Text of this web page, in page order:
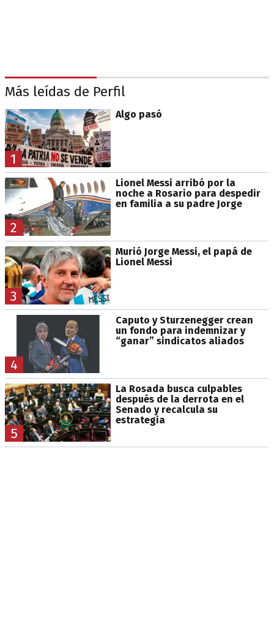
Más leídas de Perfil
1
Algo pasó
2
Lionel Messi arribó por la
noche a Rosario para despedir
en familia a su padre Jorge
3
Murió Jorge Messi, el papá de
Lionel Messi
4
Caputo y Sturzenegger crean
un fondo para indemnizar y
“ganar” sindicatos aliados
5
La Rosada busca culpables
después de la derrota en el
Senado y recalcula su
estrategia